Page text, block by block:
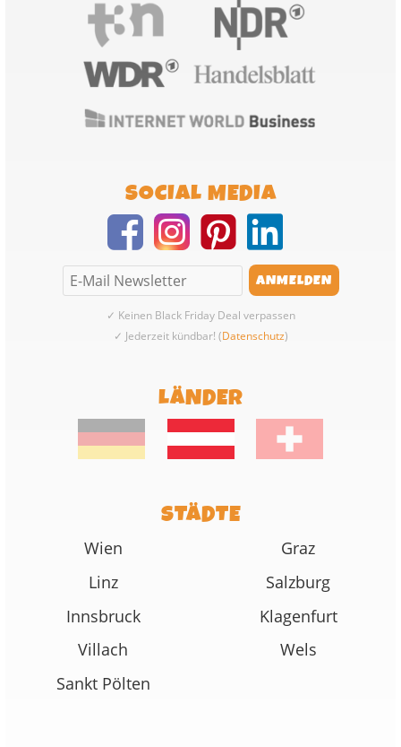
SOCIAL MEDIA
✓ Keinen Black Friday Deal verpassen
✓ Jederzeit kündbar! (Datenschutz)
LÄNDER
STÄDTE
Wien
Graz
Linz
Salzburg
Innsbruck
Klagenfurt
Villach
Wels
Sankt Pölten